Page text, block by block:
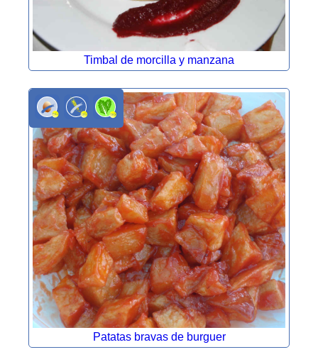
Timbal de morcilla y manzana
Patatas bravas de burguer